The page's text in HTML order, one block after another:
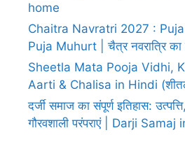
home
Chaitra Navratri 2027 :
Puja Muhurt | चैत्र नवरात्रि का
Sheetla Mata Pooja Vidhi,
Aarti & Chalisa in Hindi
दर्जी समाज का संपूर्ण इतिहास:
गौरवशाली परंपराएं | Darji Samaj